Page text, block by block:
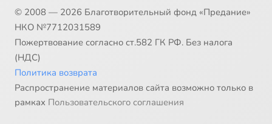
© 2008 — 2026 Благотворительный фонд «Предание»
НКО №7712031589
Пожертвование согласно ст.582 ГК РФ. Без налога
(НДС)
Политика возврата
Распространение материалов сайта возможно только в
рамках Пользовательского соглашения